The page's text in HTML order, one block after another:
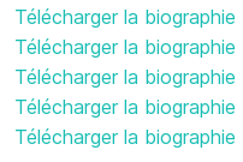
Télécharger la biographie
Télécharger la
Télécharger la biographie
Télécharger la
Télécharger la biographie